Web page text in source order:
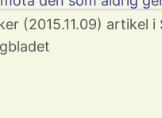
(2015.11.09) artikel i